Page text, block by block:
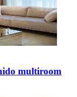
multiroom